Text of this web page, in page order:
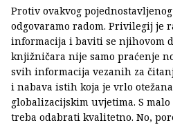
Protiv ovakvog
odgovaramo radom. Privilegij je
informacija i baviti se njihovom
knjižničara nije samo praćenje
svih informacija vezanih za
i nabava istih koja je vrlo
globalizacijskim uvjetima. S
treba odabrati kvalitetno. No,